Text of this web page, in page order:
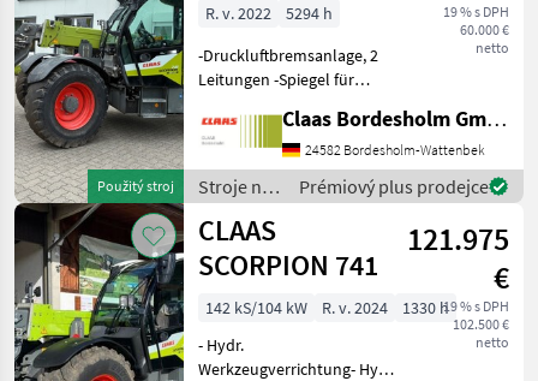
Použitý stroj
19 % s DPH
60.000 €
netto
R. v. 2022
5294 h
-Druckluftbremsanlage, 2
Leitungen -Spiegel für
Zusatzsteuerkreis Front
(dw) inkl. Dauerfunktion -
Zusatzsteuerkreis Heck - dw
+ ew inkl. Dau
Claas Bordesholm GmbH
24582 Bordesholm-Wattenbek
Stroje na
stavbu /
Claas
Prémiový plus prodejce
CLAAS
SCORPION 741
121.975
€
19 % s DPH
102.500 €
netto
142 kS/104 kW R. v. 2024
1330 h
- Hydr.
Werkzeugverrichtung- Hydr.